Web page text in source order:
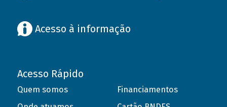
Acesso à informação
Acesso Rápido
Quem somos
Financiamentos